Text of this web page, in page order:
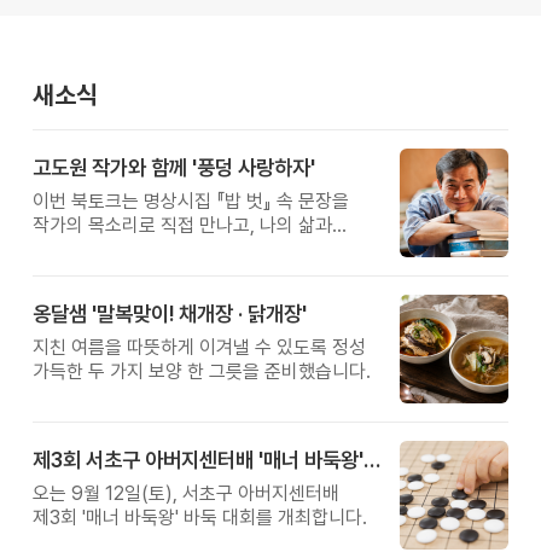
새소식
고도원 작가와 함께 '풍덩 사랑하자'
이번 북토크는 명상시집 『밥 벗』 속 문장을
작가의 목소리로 직접 만나고, 나의 삶과
옹달샘 '말복맞이! 채개장 · 닭개장'
지친 여름을 따뜻하게 이겨낼 수 있도록 정성
가득한 두 가지 보양 한 그릇을 준비했습니다.
제3회 서초구 아버지센터배 '매너 바둑왕' 대회
오는 9월 12일(토), 서초구 아버지센터배
제3회 '매너 바둑왕' 바둑 대회를 개최합니다.